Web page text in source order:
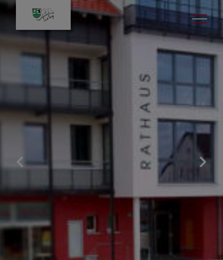
Leben in Icking
Veranstaltungen
Kinder & Jugend
Bildung & Kultur
Vereine